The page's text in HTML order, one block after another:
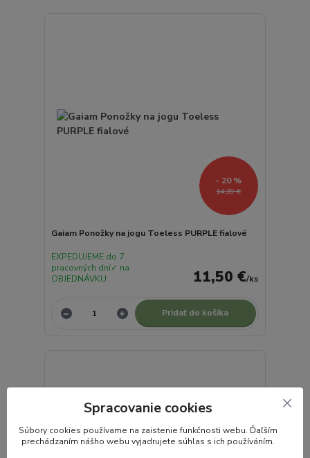
14,39 €
- 20 %
Gaiam Ponožky na jogu Toeless PURPLE fialové
11,50 €/ks
EXPEDUJEME do 7
pracovných dní✓ na
OBJEDNÁVKU
Pridať do košíka
Spracovanie cookies
Súbory cookies používame na zaistenie funkčnosti webu. Ďaľším
prechádzaním nášho webu vyjadrujete súhlas s ich používáním.